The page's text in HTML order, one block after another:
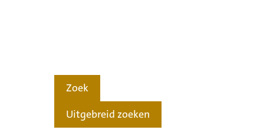
Zoek
Uitgebreid zoeken